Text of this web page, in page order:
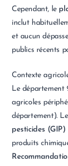
Cependant, le
inclut
et aucun
publics récents
Contexte
Le département
agricoles
département).
pesticides (GIP)
produits